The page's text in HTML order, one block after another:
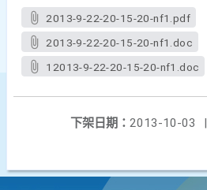
2013-9-22-20-15-20-nf1.pdf
2013-9-22-20-15-20-nf1.doc
12013-9-22-20-15-20-nf1.doc
下架日期： 2013-10-03
|